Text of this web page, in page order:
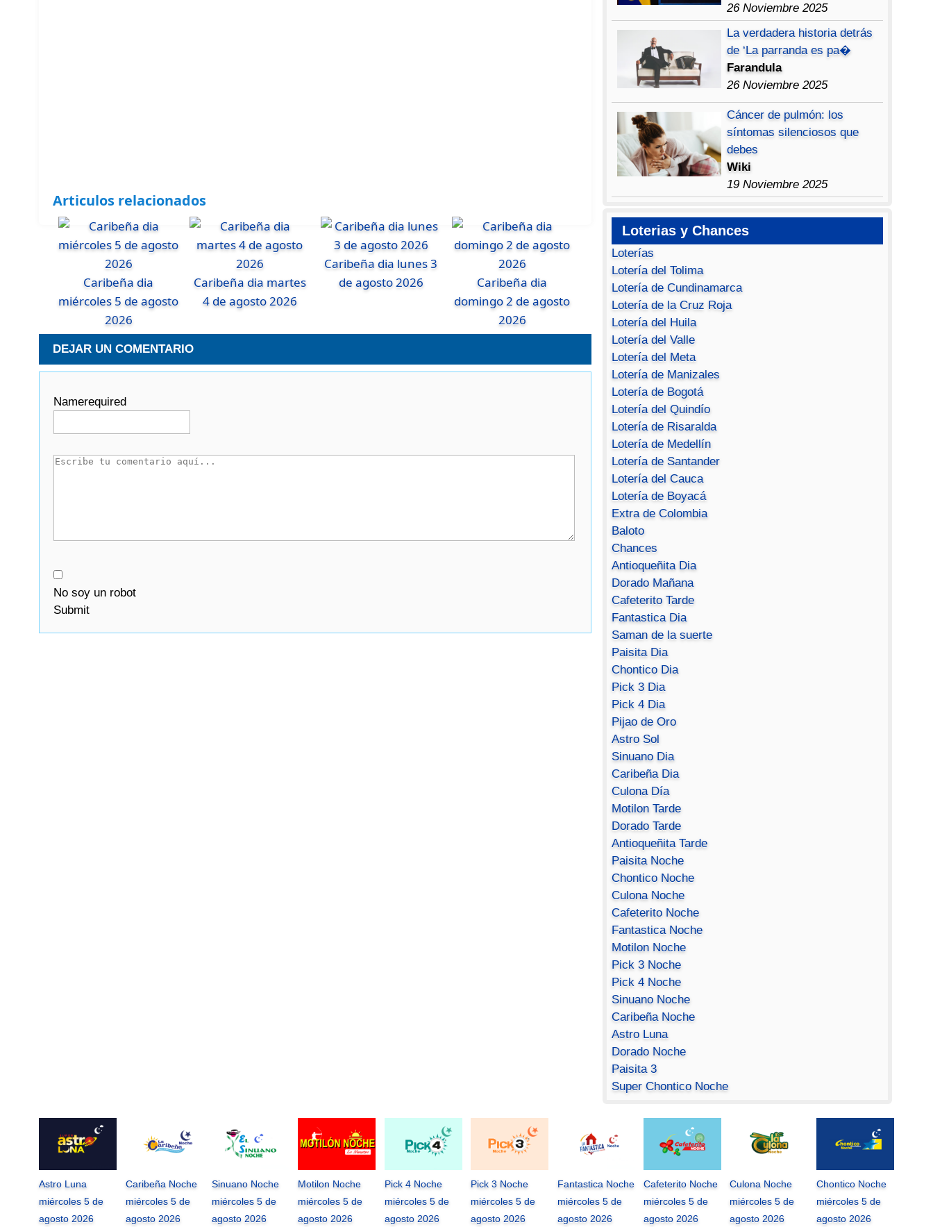
Articulos relacionados
Caribeña dia
miércoles 5 de agosto
2026
Caribeña dia martes
4 de agosto 2026
Caribeña dia lunes 3
de agosto 2026
Caribeña dia
domingo 2 de agosto
2026
DEJAR UN COMENTARIO
Namerequired
No soy un robot
Submit
26 Noviembre 2025
La verdadera historia detrás
de ‘La parranda es pa�
Farandula
26 Noviembre 2025
Cáncer de pulmón: los
síntomas silenciosos que
debes
Wiki
19 Noviembre 2025
Loterias y Chances
Loterías
Lotería del Tolima
Lotería de Cundinamarca
Lotería de la Cruz Roja
Lotería del Huila
Lotería del Valle
Lotería del Meta
Lotería de Manizales
Lotería de Bogotá
Lotería del Quindío
Lotería de Risaralda
Lotería de Medellín
Lotería de Santander
Lotería del Cauca
Lotería de Boyacá
Extra de Colombia
Baloto
Chances
Antioqueñita Dia
Dorado Mañana
Cafeterito Tarde
Fantastica Dia
Saman de la suerte
Paisita Dia
Chontico Dia
Pick 3 Dia
Pick 4 Dia
Pijao de Oro
Astro Sol
Sinuano Dia
Caribeña Dia
Culona Día
Motilon Tarde
Dorado Tarde
Antioqueñita Tarde
Paisita Noche
Chontico Noche
Culona Noche
Cafeterito Noche
Fantastica Noche
Motilon Noche
Pick 3 Noche
Pick 4 Noche
Sinuano Noche
Caribeña Noche
Astro Luna
Dorado Noche
Paisita 3
Super Chontico Noche
Astro Luna
miércoles 5 de
agosto 2026
Caribeña Noche
miércoles 5 de
agosto 2026
Sinuano Noche
miércoles 5 de
agosto 2026
Motilon Noche
miércoles 5 de
agosto 2026
Pick 4 Noche
miércoles 5 de
agosto 2026
Pick 3 Noche
miércoles 5 de
agosto 2026
Fantastica Noche
miércoles 5 de
agosto 2026
Cafeterito Noche
miércoles 5 de
agosto 2026
Culona Noche
miércoles 5 de
agosto 2026
Chontico Noche
miércoles 5 de
agosto 2026